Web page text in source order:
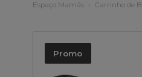
Espaço Mamãs Carrinho de
Promo